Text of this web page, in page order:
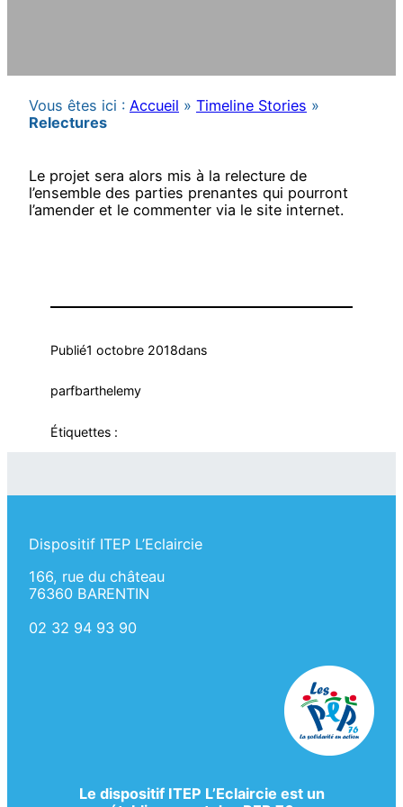
Vous êtes ici : Accueil » Timeline Stories »
Relectures
Le projet sera alors mis à la relecture de
l’ensemble des parties prenantes qui pourront
l’amender et le commenter via le site internet.
Publié1 octobre 2018dans
parfbarthelemy
Étiquettes :
Dispositif ITEP L’Eclaircie
166, rue du château
76360 BARENTIN
02 32 94 93 90
Le dispositif ITEP L’Eclaircie est un